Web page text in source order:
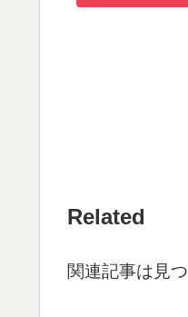
Related
関連記事は見